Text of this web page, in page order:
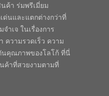
ค้า ร่มพรีเมี่ยม
ด่นและแตกต่างกว่าที่
ำเจ ในเรื่องการ
วามรวดเร็ว ความ
นคุณภาพของโลโก้ ที่นี่
ค้าที่สวยงามตามที่